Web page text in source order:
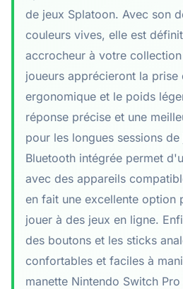
de jeux Splatoon. Avec son
couleurs vives, elle est
accrocheur à votre
joueurs apprécieront la prise
ergonomique et le poids
réponse précise et une
pour les longues sessions
Bluetooth intégrée permet
avec des appareils
en fait une excellente option
jouer à des jeux en ligne.
des boutons et les sticks
confortables et faciles à
manette Nintendo Switch